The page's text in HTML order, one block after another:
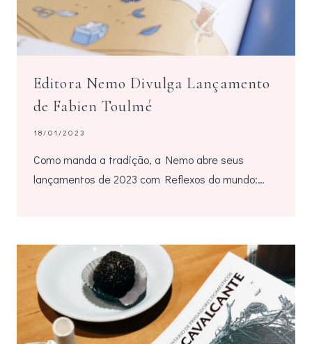
Editora Nemo Divulga Lançamento
de Fabien Toulmé
18/01/2023
Como manda a tradição, a Nemo abre seus
lançamentos de 2023 com Reflexos do mundo:…